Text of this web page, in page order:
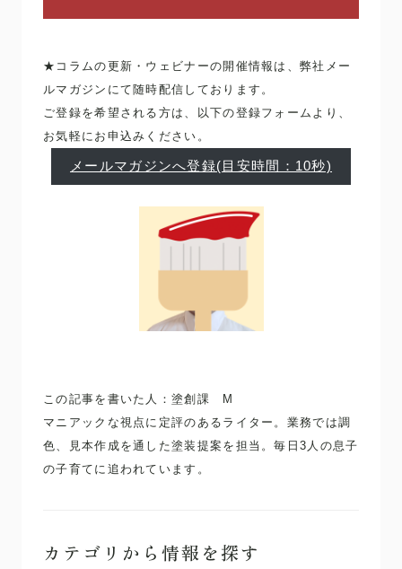
★コラムの更新・ウェビナーの開催情報は、弊社メー
ルマガジンにて随時配信しております。
ご登録を希望される方は、以下の登録フォームより、
お気軽にお申込みください。
メールマガジンへ登録(目安時間：10秒)
この記事を書いた人：塗創課 M
マニアックな視点に定評のあるライター。業務では調
色、見本作成を通した塗装提案を担当。毎日3人の息子
の子育てに追われています。
カテゴリから情報を探す